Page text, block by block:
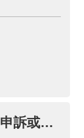
申請納稅者權利保護事項（申訴或陳情案件）